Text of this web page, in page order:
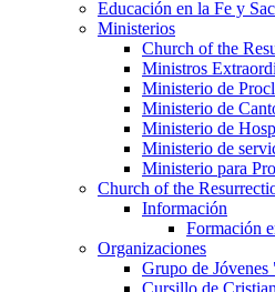
Educación en la Fe y
Ministerios
Church of the
Ministros
Ministerio de
Ministerio de
Ministerio de
Ministerio de
Ministerio para
Church of the
Información
Formación
Organizaciones
Grupo de
Cursillo de